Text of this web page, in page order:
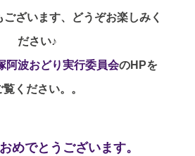
ざいます、どうぞお楽しみく
ださい♪
阿波おどり実行委員会のHPを
覧ください。。
めでとうございます。